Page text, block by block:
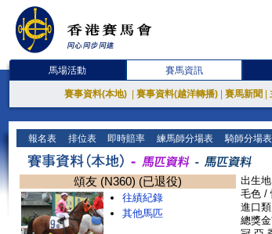
馬場活動 賽馬資訊
賽事資料(本地) 賽事資料(越洋轉播) 賽馬新聞
報名表 排位表 即時賠率 練馬師分場表 騎師分場表
頌友 (N360) (已退役)
往績紀錄
其他馬匹
出生地
毛色 /
進口類
總獎